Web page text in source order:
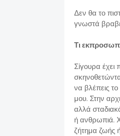
Δεν θα το
γνωστά
Τι
Σίγουρα έχει
να βλέπεις
μου. Στην
αλλά
ή ανθρωπιά.
ζήτημα ζωής